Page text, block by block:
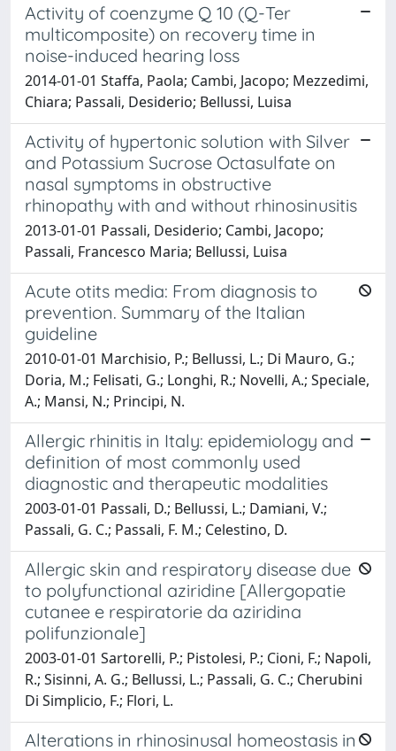
Activity of coenzyme Q 10 (Q-Ter
multicomposite) on recovery time in
noise-induced hearing loss
2014-01-01 Staffa, Paola; Cambi, Jacopo; Mezzedimi,
Chiara; Passali, Desiderio; Bellussi, Luisa
Activity of hypertonic solution with Silver
and Potassium Sucrose Octasulfate on
nasal symptoms in obstructive
rhinopathy with and without rhinosinusitis
2013-01-01 Passali, Desiderio; Cambi, Jacopo;
Passali, Francesco Maria; Bellussi, Luisa
Acute otits media: From diagnosis to
prevention. Summary of the Italian
guideline
2010-01-01 Marchisio, P.; Bellussi, L.; Di Mauro, G.;
Doria, M.; Felisati, G.; Longhi, R.; Novelli, A.; Speciale,
A.; Mansi, N.; Principi, N.
Allergic rhinitis in Italy: epidemiology and
definition of most commonly used
diagnostic and therapeutic modalities
2003-01-01 Passali, D.; Bellussi, L.; Damiani, V.;
Passali, G. C.; Passali, F. M.; Celestino, D.
Allergic skin and respiratory disease due
to polyfunctional aziridine [Allergopatie
cutanee e respiratorie da aziridina
polifunzionale]
2003-01-01 Sartorelli, P.; Pistolesi, P.; Cioni, F.; Napoli,
R.; Sisinni, A. G.; Bellussi, L.; Passali, G. C.; Cherubini
Di Simplicio, F.; Flori, L.
Alterations in rhinosinusal homeostasis in